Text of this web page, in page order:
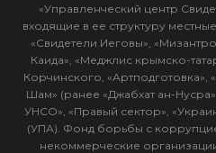
«Управленческий центр
входящие в ее структуру
«Свидетели Иеговы»,
Каида», «Меджлис крымско-
Корчинского, «Артподготовка»,
Шам» (ранее «Джабхат ан-
УНСО», «Правый сектор»,
(УПА). Фонд борьбы с
некоммерческие